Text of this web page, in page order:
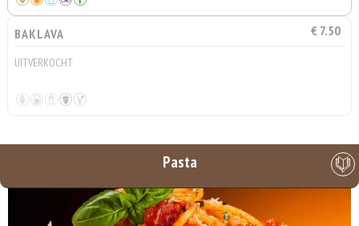
BAKLAVA € 7.50
UITVERKOCHT
Pasta